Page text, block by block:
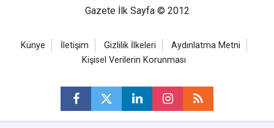
Gazete İlk Sayfa © 2012
Künye İletişim Gizlilik İlkeleri
Aydınlatma Metni
Kişisel Verilerin Korunması